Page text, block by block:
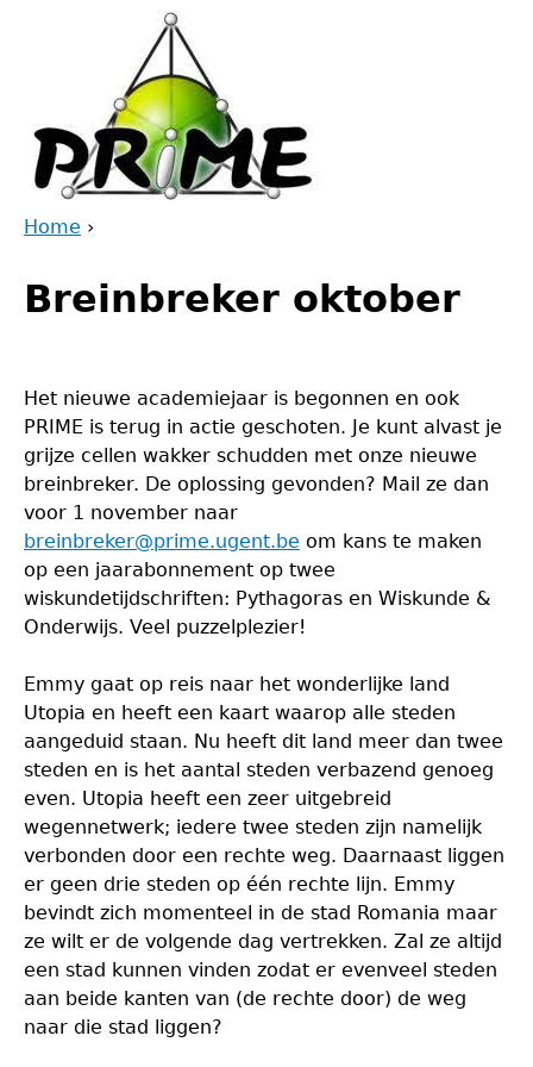
are
Home ›
to
top
Breinbreker oktober
Het nieuwe academiejaar is begonnen en ook
PRIME is terug in actie geschoten. Je kunt alvast je
grijze cellen wakker schudden met onze nieuwe
breinbreker. De oplossing gevonden? Mail ze dan
voor 1 november naar
breinbreker@prime.ugent.be om kans te maken
op een jaarabonnement op twee
wiskundetijdschriften: Pythagoras en Wiskunde &
Onderwijs. Veel puzzelplezier!
Emmy gaat op reis naar het wonderlijke land
Utopia en heeft een kaart waarop alle steden
aangeduid staan. Nu heeft dit land meer dan twee
steden en is het aantal steden verbazend genoeg
even. Utopia heeft een zeer uitgebreid
wegennetwerk; iedere twee steden zijn namelijk
verbonden door een rechte weg. Daarnaast liggen
er geen drie steden op één rechte lijn. Emmy
bevindt zich momenteel in de stad Romania maar
ze wilt er de volgende dag vertrekken. Zal ze altijd
een stad kunnen vinden zodat er evenveel steden
aan beide kanten van (de rechte door) de weg
naar die stad liggen?